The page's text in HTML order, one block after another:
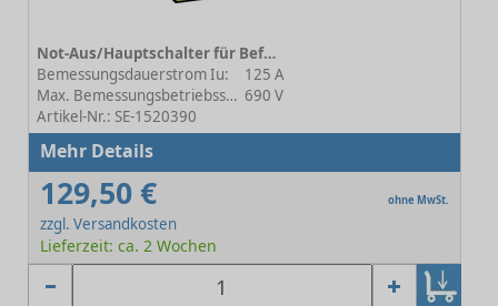
Not-Aus/Hauptschalter für Befestigung in der Schaltschrank-Tür VCF VCF5
Bemessungsdauerstrom Iu:
125 A
Max. Bemessungsbetriebsspannung Ue bei AC: 690 V
Artikel-Nr.: SE-1520390
Mehr Details
129,50 € ohne MwSt.
zzgl. Versandkosten
Lieferzeit: ca. 2 Wochen